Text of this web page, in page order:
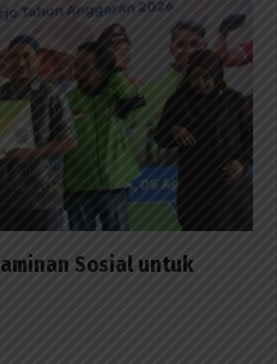
Sosial untuk